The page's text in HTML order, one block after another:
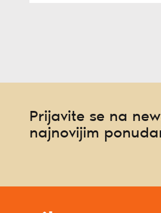
Prijavite se na
najnovijim